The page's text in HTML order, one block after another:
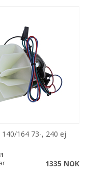
164 73-, 240 ej
1335 NOK